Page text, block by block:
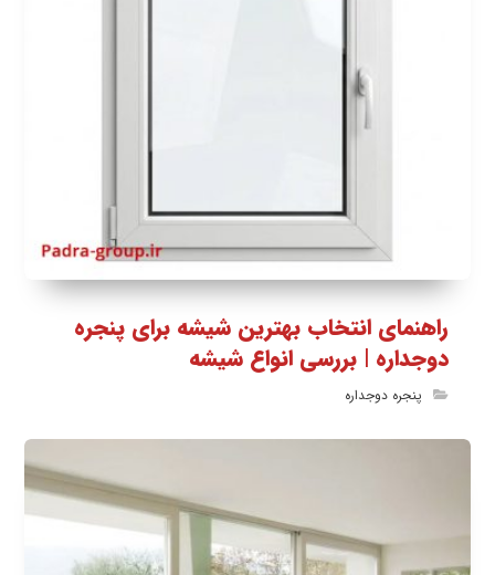
راهنمای انتخاب بهترین شیشه برای پنجره
دوجداره | بررسی انواع شیشه
پنجره دوجداره